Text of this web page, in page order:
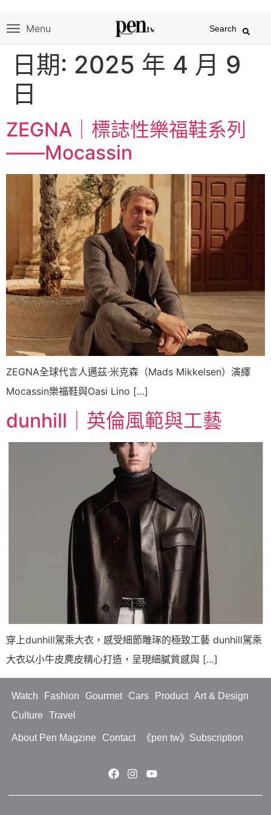
Menu Search
日期: 2025 年 4 月 9
日
ZEGNA｜標誌性樂福鞋系列
——Mocassin
ZEGNA全球代言人邁茲·米克森（Mads Mikkelsen）演繹
Mocassin樂福鞋與Oasi Lino […]
dunhill｜英倫風範與工藝
穿上dunhill駕乘大衣，感受細節雕琢的極致工藝 dunhill駕乘
大衣以小牛皮麂皮精心打造，呈現細膩質感與 […]
Watch Fashion Gourmet Cars Product
Art & Design
Culture
Travel
About Pen Magzine Contact 《pen tw》Subscription